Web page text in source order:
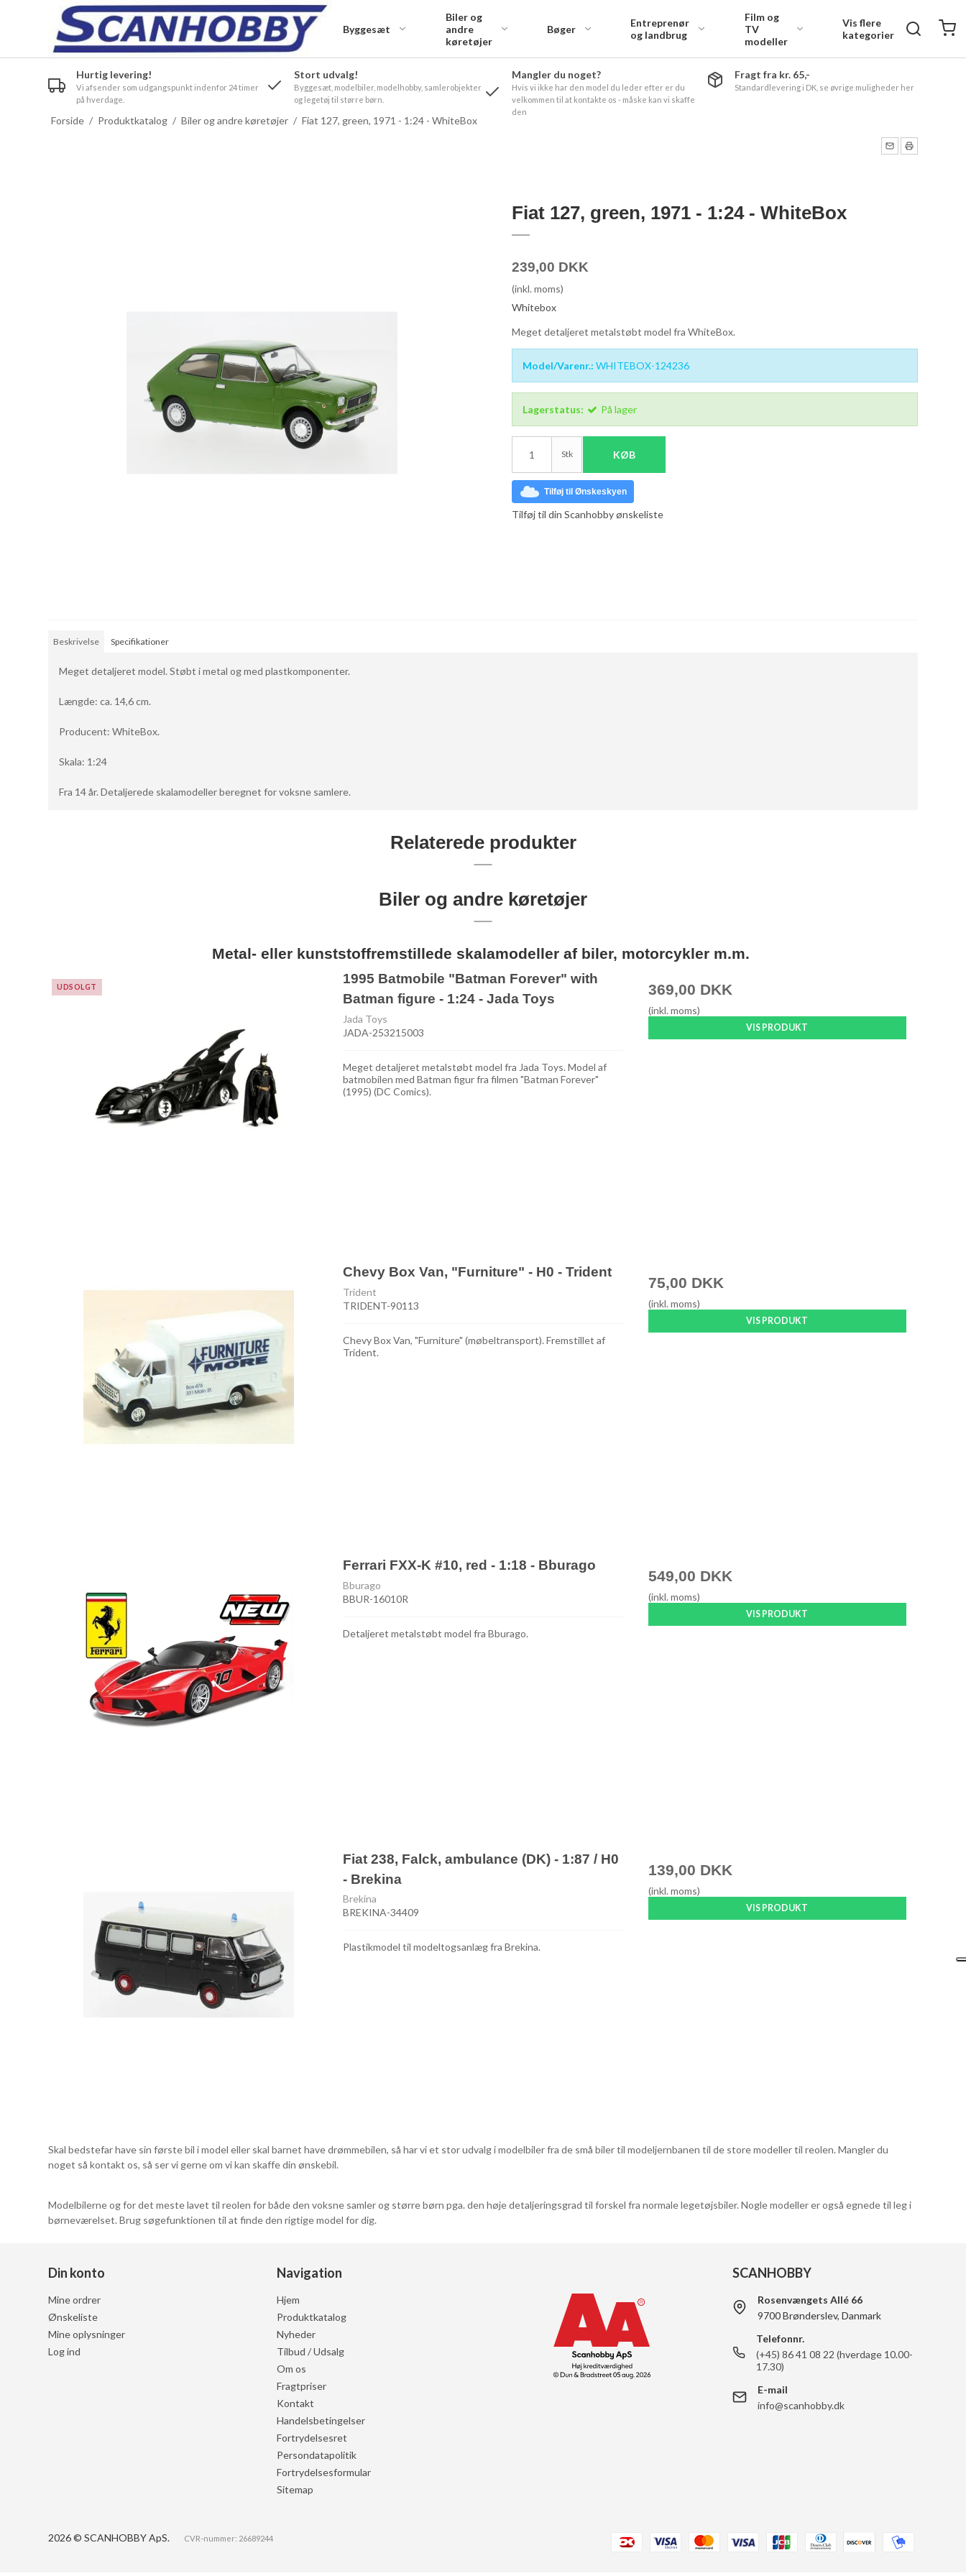
Byggesæt
Biler og
andre
køretøjer
Bøger
Entreprenør
og landbrug
Film og
TV
modeller
Vis flere
kategorier
Hurtig levering!
Vi afsender som udgangspunkt indenfor 24 timer
på hverdage.
Stort udvalg!
Byggesæt, modelbiler, modelhobby, samlerobjekter
og legetøj til større børn.
Mangler du noget?
Hvis vi ikke har den model du leder efter er du
velkommen til at kontakte os - måske kan vi skaffe
den
Fragt fra kr. 65,-
Standardlevering i DK, se øvrige muligheder her
Forside / Produktkatalog / Biler og andre køretøjer / Fiat 127, green, 1971 - 1:24 - WhiteBox
Fiat 127, green, 1971 - 1:24 - WhiteBox
239,00 DKK
(inkl. moms)
Whitebox
Meget detaljeret metalstøbt model fra WhiteBox.
Model/Varenr.: WHITEBOX-124236
Lagerstatus: På lager
Stk KØB
Tilføj til Ønskeskyen
Tilføj til din Scanhobby ønskeliste
Beskrivelse Specifikationer
Meget detaljeret model. Støbt i metal og med plastkomponenter.
Længde: ca. 14,6 cm.
Producent: WhiteBox.
Skala: 1:24
Fra 14 år. Detaljerede skalamodeller beregnet for voksne samlere.
Relaterede produkter
Biler og andre køretøjer
Metal- eller kunststoffremstillede skalamodeller af biler, motorcykler m.m.
UDSOLGT
1995 Batmobile "Batman Forever" with
Batman figure - 1:24 - Jada Toys
Jada Toys
JADA-253215003
Meget detaljeret metalstøbt model fra Jada Toys. Model af
batmobilen med Batman figur fra filmen "Batman Forever"
(1995) (DC Comics).
369,00 DKK
(inkl. moms)
VIS PRODUKT
Chevy Box Van, "Furniture" - H0 - Trident
Trident
TRIDENT-90113
Chevy Box Van, "Furniture" (møbeltransport). Fremstillet af
Trident.
75,00 DKK
(inkl. moms)
VIS PRODUKT
Ferrari FXX-K #10, red - 1:18 - Bburago
Bburago
BBUR-16010R
Detaljeret metalstøbt model fra Bburago.
549,00 DKK
(inkl. moms)
VIS PRODUKT
Fiat 238, Falck, ambulance (DK) - 1:87 / H0
- Brekina
Brekina
BREKINA-34409
Plastikmodel til modeltogsanlæg fra Brekina.
139,00 DKK
(inkl. moms)
VIS PRODUKT
Skal bedstefar have sin første bil i model eller skal barnet have drømmebilen, så har vi et stor udvalg i modelbiler fra de små biler til modeljernbanen til de store modeller til reolen. Mangler du
noget så kontakt os, så ser vi gerne om vi kan skaffe din ønskebil.
Modelbilerne og for det meste lavet til reolen for både den voksne samler og større børn pga. den høje detaljeringsgrad til forskel fra normale legetøjsbiler. Nogle modeller er også egnede til leg i
børneværelset. Brug søgefunktionen til at finde den rigtige model for dig.
Din konto
Mine ordrer
Ønskeliste
Mine oplysninger
Log ind
Navigation
Hjem
Produktkatalog
Nyheder
Tilbud / Udsalg
Om os
Fragtpriser
Kontakt
Handelsbetingelser
Fortrydelsesret
Persondatapolitik
Fortrydelsesformular
Sitemap
SCANHOBBY
Rosenvængets Allé 66
9700 Brønderslev, Danmark
Telefonnr.
(+45) 86 41 08 22 (hverdage 10.00-
17.30)
E-mail
info@scanhobby.dk
2026 © SCANHOBBY ApS. CVR-nummer: 26689244